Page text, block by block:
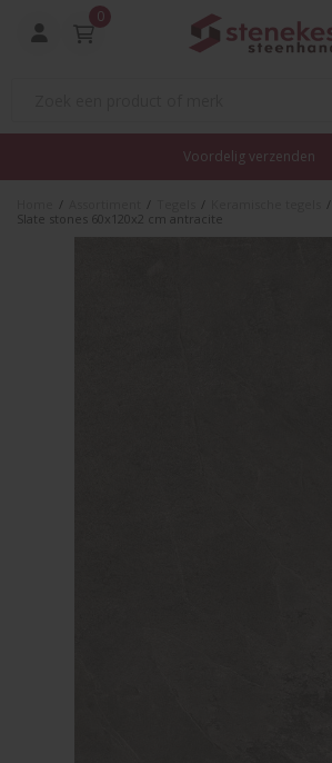
0
Voordelig verzenden
/ / /
/
Slate stones 60x120x2 cm antracite